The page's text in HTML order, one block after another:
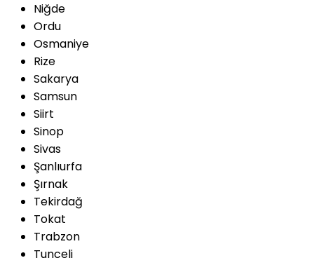
Niğde
Ordu
Osmaniye
Rize
Sakarya
Samsun
Siirt
Sinop
Sivas
Şanlıurfa
Şırnak
Tekirdağ
Tokat
Trabzon
Tunceli